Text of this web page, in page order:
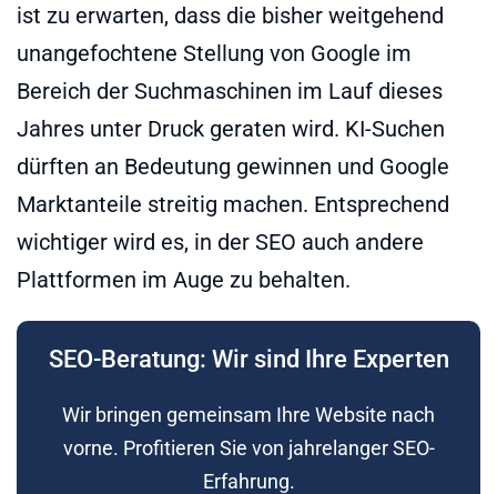
ist zu erwarten, dass die bisher weitgehend
unangefochtene Stellung von Google im
Bereich der Suchmaschinen im Lauf dieses
Jahres unter Druck geraten wird. KI-Suchen
dürften an Bedeutung gewinnen und Google
Marktanteile streitig machen. Entsprechend
wichtiger wird es, in der SEO auch andere
Plattformen im Auge zu behalten.
SEO-Beratung: Wir sind Ihre Experten
Wir bringen gemeinsam Ihre Website nach
vorne. Profitieren Sie von jahrelanger SEO-
Erfahrung.